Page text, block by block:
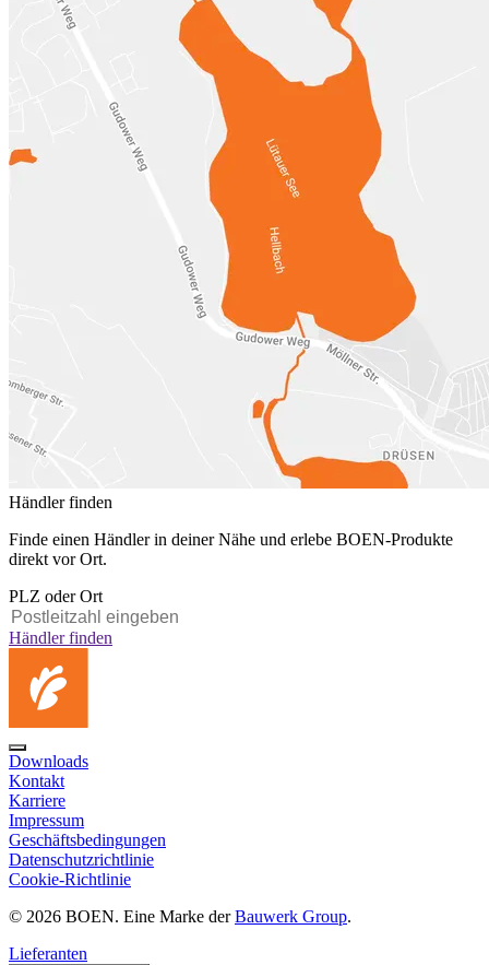
Händler finden
Finde einen Händler in deiner Nähe und erlebe BOEN-Produkte
direkt vor Ort.
PLZ oder Ort
Händler finden
Downloads
Kontakt
Karriere
Impressum
Geschäftsbedingungen
Datenschutzrichtlinie
Cookie-Richtlinie
© 2026 BOEN. Eine Marke derBauwerk Group.
Lieferanten